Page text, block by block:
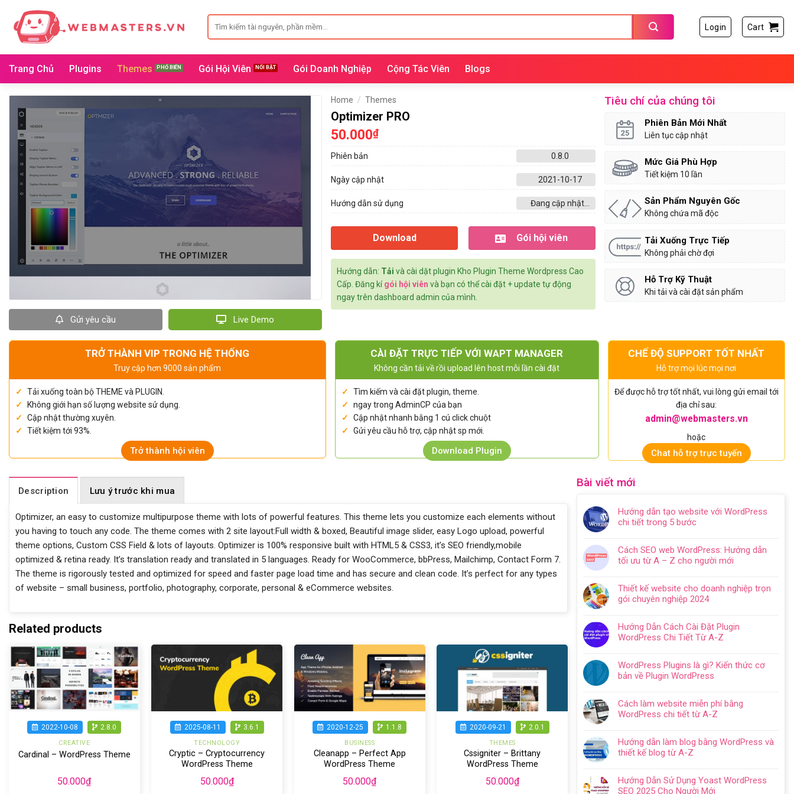
qua
dung
for:
Login Cart
Trang Chủ Plugins Themes Gói Hội Viên Gói Doanh Nghiệp Cộng Tác Viên Blogs
Gửi yêu cầu Live Demo
Home / Themes
Optimizer PRO
50.000₫
Phiên bản 0.8.0
Ngày cập nhật 2021-10-17
Hướng dẫn sử dụng Đang cập nhật...
Download Gói hội viên
Hướng dẫn: Tải và cài dặt plugin Kho Plugin Theme Wordpress Cao
Cấp. Đăng kígói hội viên và bạn có thể cài đặt + update tự động
ngay trên dashboard admin của mình.
Tiêu chí của chúng tôi
Phiên Bản Mới Nhất
Liên tục cập nhật
Mức Giá Phù Hợp
Tiết kiệm 10 lần
Sản Phẩm Nguyên Gốc
Không chứa mã độc
Tải Xuống Trực Tiếp
Không phải chờ đợi
Hỗ Trợ Kỹ Thuật
Khi tải và cài đặt sản phẩm
TRỞ THÀNH VIP TRONG HỆ THỐNG
Truy cập hơn 9000 sản phẩm
Tải xuống toàn bộ THEME và PLUGIN.
Không giới hạn số lượng website sử dụng.
Cập nhật thường xuyên.
Tiết kiệm tới 93%.
Trở thành hội viên
CÀI ĐẶT TRỰC TIẾP VỚI WAPT MANAGER
Không cần tải về rồi upload lên host mỗi lần cài đặt
Tìm kiếm và cài đặt plugin, theme.
ngay trong AdminCP của bạn
Cập nhật nhanh bằng 1 cú click chuột
Gửi yêu cầu hỗ trợ, cập nhật sp mới.
Download Plugin
CHẾ ĐỘ SUPPORT TỐT NHẤT
Hỗ trợ mọi lúc mọi nơi
Để được hỗ trợ tốt nhất, vui lòng gửi email tới
địa chỉ sau:
admin@webmasters.vn
hoặc
Chat hỗ trợ trực tuyến
Description Lưu ý trước khi mua
Optimizer, an easy to customize multipurpose theme with lots of powerful features. This theme lets you customize each elements without
you having to touch any code. The theme comes with 2 site layout:Full width & boxed, Beautiful image slider, easy Logo upload, powerful
theme options, Custom CSS Field & lots of layouts. Optimizer is 100% responsive built with HTML5 & CSS3, it’s SEO friendly,mobile
optimized & retina ready. It’s translation ready and translated in 5 languages. Ready for WooCommerce, bbPress, Mailchimp, Contact Form 7.
The theme is rigorously tested and optimized for speed and faster page load time and has secure and clean code. It’s perfect for any types
of website – small business, portfolio, photography, corporate, personal & eCommerce websites.
Related products
2022-10-08 2.8.0
CREATIVE
Cardinal – WordPress Theme
50.000₫
2025-08-11 3.6.1
TECHNOLOGY
Cryptic – Cryptocurrency
WordPress Theme
50.000₫
2020-12-25 1.1.8
BUSINESS
Cleanapp – Perfect App
WordPress Theme
50.000₫
2020-09-21 2.0.1
THEMES
Cssigniter – Brittany
WordPress Theme
50.000₫
Bài viết mới
Hướng dẫn tạo website với WordPress
chi tiết trong 5 bước
bình
luận
Hướng
dẫn
tạo
với
WordPress
tiết
trong
5
Cách SEO web WordPress: Hướng dẫn
tối ưu từ A – Z cho người mới
bình
luận
Cách
SEO
Hướng
dẫn
ưu
từ
A
Z
cho
Thiết kế website cho doanh nghiệp trọn
gói chuyên nghiệp 2024
bình
luận
Thiết
kế
doanh
nghiệp
gói
chuyên
nghiệp
Hướng Dẫn Cách Cài Đặt Plugin
WordPress Chi Tiết Từ A-Z
bình
luận
Hướng
Dẫn
Đặt
Plugin
Chi
Tiết
WordPress Plugins là gì? Kiến thức cơ
bản về Plugin WordPress
bình
luận
WordPress
Plugins
Kiến
Cách làm website miễn phí bằng
WordPress chi tiết từ A-Z
bình
luận
Cách
làm
Hướng dẫn làm blog bằng WordPress và
thiết kế blog từ A-Z
bình
Hướng Dẫn Sử Dụng Yoast WordPress
SEO 2025 Cho Người Mới